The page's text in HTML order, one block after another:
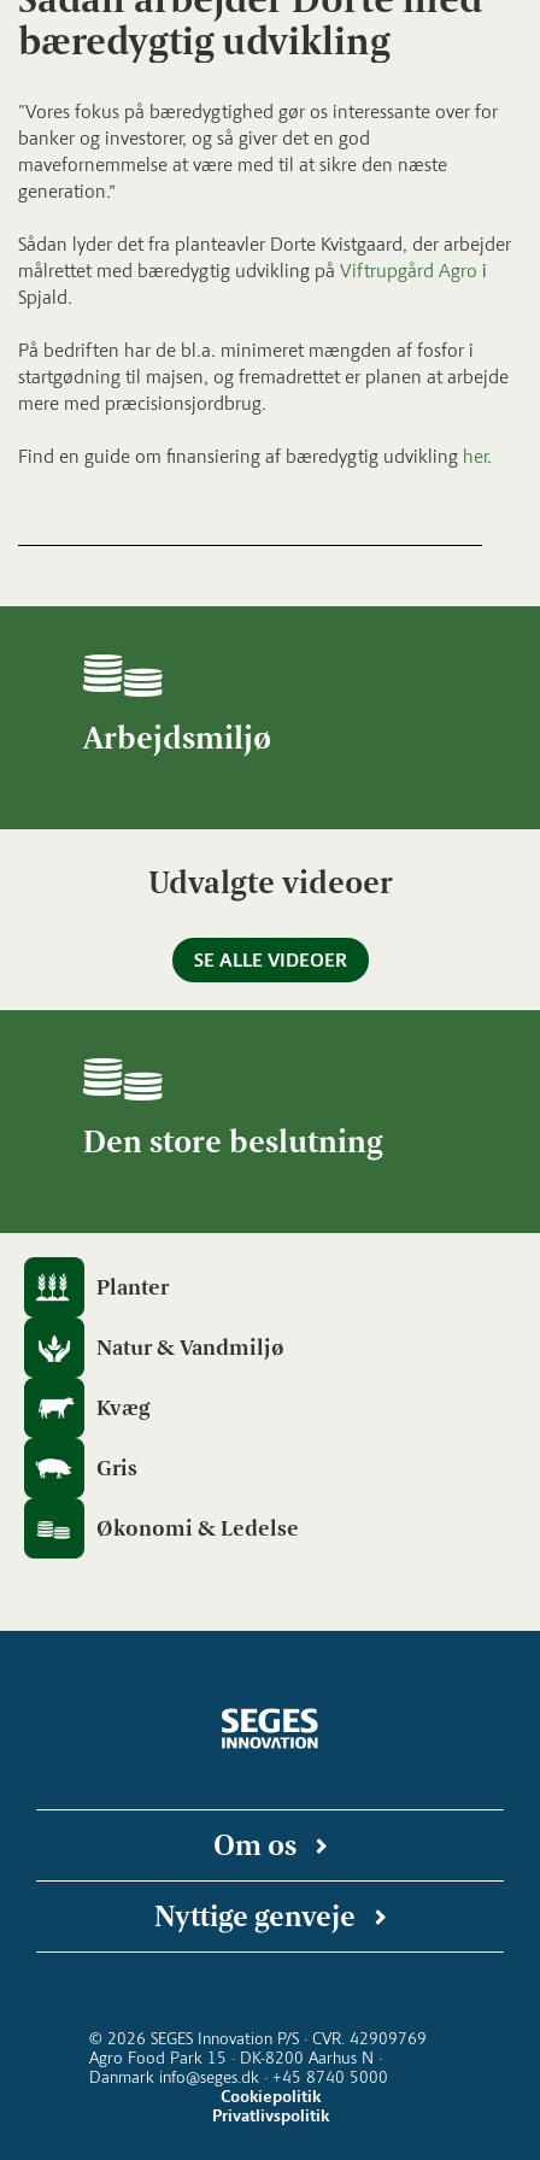
bæredygtig udvikling
"Vores fokus på bæredygtighed gør os interessante over for
banker og investorer, og så giver det en god
mavefornemmelse at være med til at sikre den næste
generation.”
Sådan lyder det fra planteavler Dorte Kvistgaard, der arbejder
målrettet med bæredygtig udvikling på Viftrupgård Agro i
Spjald.
På bedriften har de bl.a. minimeret mængden af fosfor i
startgødning til majsen, og fremadrettet er planen at arbejde
mere med præcisionsjordbrug.
Find en guide om finansiering af bæredygtig udvikling her.
Arbejdsmiljø
Udvalgte videoer
SE ALLE VIDEOER
Den store beslutning
Planter
Natur & Vandmiljø
Kvæg
Gris
Økonomi & Ledelse
Om os
SEGES Innovation er en uafhængig forsknings-
og innovationsvirksomhed, der arbejder for en
indsigter med digitale teknologier, så ny viden
kommer ud at virke i stalden, i marken og i
hele værdikæden fra jord til bord.
Nyttige genveje
© 2026 SEGES Innovation P/S · CVR. 42909769
Agro Food Park 15 · DK-8200 Aarhus N ·
Danmark info@seges.dk · +45 8740 5000
Cookiepolitik
Privatlivspolitik